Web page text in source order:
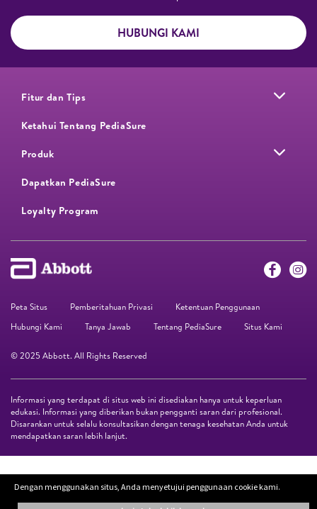
HUBUNGI KAMI
Fitur dan Tips
Ketahui Tentang PediaSure
Produk
Dapatkan PediaSure
Loyalty Program​
Peta Situs Pemberitahuan Privasi
Ketentuan Penggunaan
Hubungi Kami
Tanya Jawab Tentang PediaSure Situs Kami
© 2025 Abbott. All Rights Reserved
Informasi yang terdapat di situs web ini disediakan hanya untuk keperluan
edukasi. Informasi yang diberikan bukan pengganti saran dari profesional.
Disarankan untuk selalu konsultasikan dengan tenaga kesehatan Anda untuk
mendapatkan saran lebih lanjut.
Dengan menggunakan situs, Anda menyetujui penggunaan cookie kami.